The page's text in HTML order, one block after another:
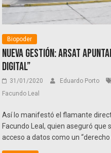
Biopoder
Nueva gestión: ARSAT
digital”
31/01/2020 Eduardo Porto
Facundo Leal
Así lo manifestó el flamante
Facundo Leal, quien aseguró que
acceso a datos como un